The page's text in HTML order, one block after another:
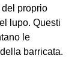
proprio
lupo. Questi
le
barricata.